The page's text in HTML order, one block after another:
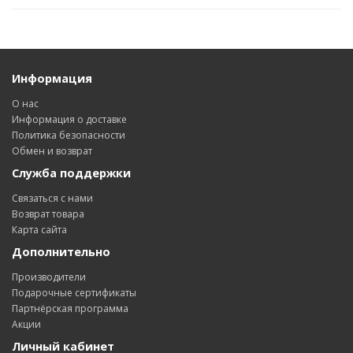
Информация
О нас
Информация о доставке
Политика безопасности
Обмен и возврат
Служба поддержки
Связаться с нами
Возврат товара
Карта сайта
Дополнительно
Производители
Подарочные сертификаты
Партнёрская программа
Акции
Личный кабинет